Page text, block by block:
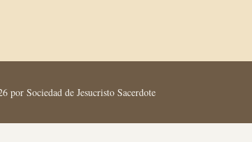
por Sociedad de Jesucristo Sacerdote